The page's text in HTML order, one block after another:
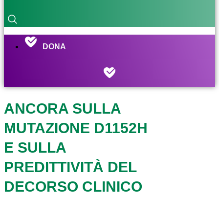
DONA
ANCORA SULLA
MUTAZIONE D1152H
E SULLA
PREDITTIVITÀ DEL
DECORSO CLINICO